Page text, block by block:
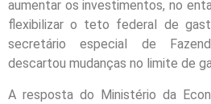
aumentar os investimentos, no
flexibilizar o teto federal de
secretário especial de
descartou mudanças no limite de
A resposta do Ministério da